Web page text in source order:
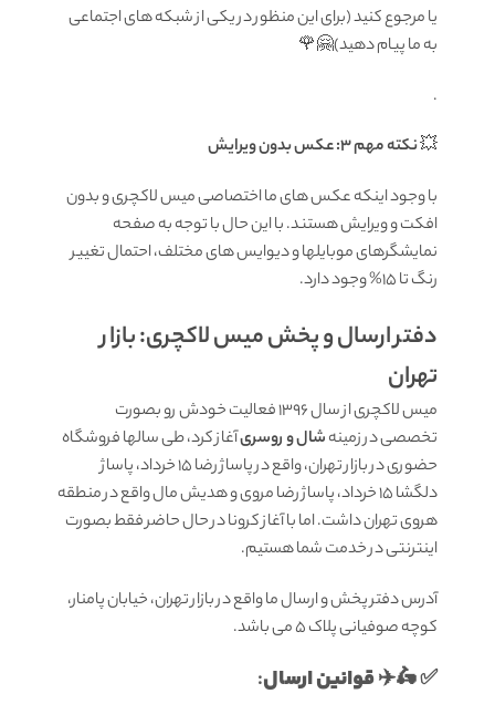
یا مرجوع کنید (برای این منظور در یکی از شبکه های اجتماعی
به ما پیام دهید)🤗🌹
.
💥نکته مهم 3: عکس بدون ویرایش
با وجود اینکه عکس های ما اختصاصی میس لاکچری و بدون
افکت و ویرایش هستند. با این حال با توجه به صفحه
نمایشگرهای موبایلها و دیوایس های مختلف، احتمال تغییر
رنگ تا 15% وجود دارد.
دفتر ارسال و پخش میس لاکچری: بازار
تهران
میس لاکچری از سال 1396 فعالیت خودش رو بصورت
تخصصی در زمینهشال و روسریآغاز کرد، طی سالها فروشگاه
حضوری در بازار تهران، واقع در پاساژ رضا 15 خرداد، پاساژ
دلگشا 15 خرداد، پاساژ رضا مروی و هدیش مال واقع در منطقه
هروی تهران داشت. اما با آغاز کرونا در حال حاضر فقط بصورت
اینترنتی در خدمت شما هستیم.
آدرس دفتر پخش و ارسال ما واقع در بازار تهران، خیابان پامنار،
کوچه صوفیانی پلاک 5 می باشد.
✅ 🛵✈️قوانين ارسال: